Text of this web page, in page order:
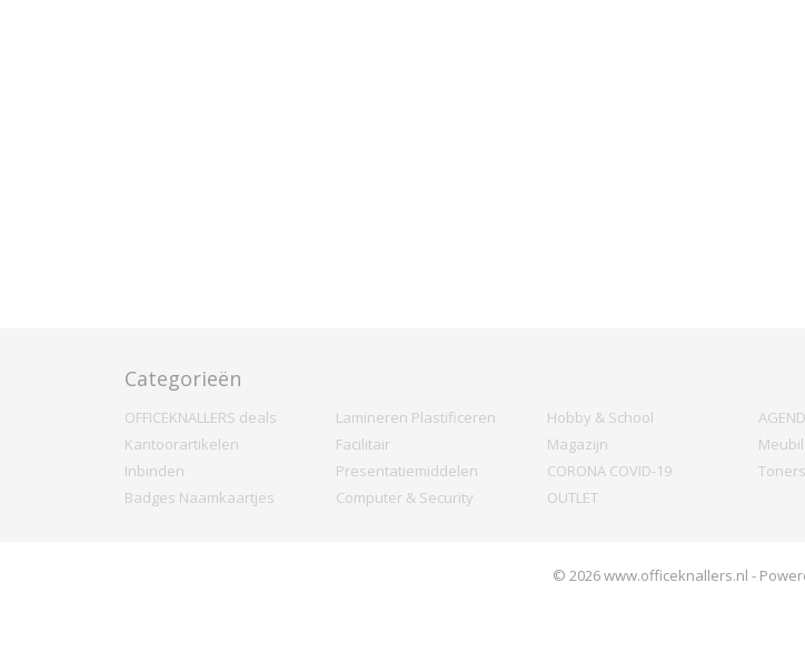
Categorieën
OFFICEKNALLERS deals
Kantoorartikelen
Inbinden
Badges Naamkaartjes
Lamineren Plastificeren
Facilitair
Presentatiemiddelen
Computer & Security
Hobby & School
Magazijn
CORONA COVID-19
OUTLET
© 2026 www.officeknallers.nl -